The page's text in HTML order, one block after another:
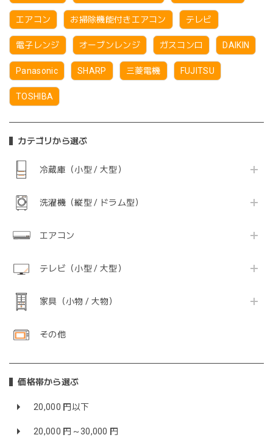
エアコン お掃除機能付きエアコン テレビ
電子レンジ オーブンレンジ ガスコンロ DAIKIN
Panasonic SHARP 三菱電機 FUJITSU
TOSHIBA
カテゴリから選ぶ
冷蔵庫（小型 / 大型）
洗濯機（縦型 / ドラム型）
エアコン
テレビ（小型 / 大型）
家具（小物 / 大物）
その他
価格帯から選ぶ
20,000 円以下
20,000 円～30,000 円